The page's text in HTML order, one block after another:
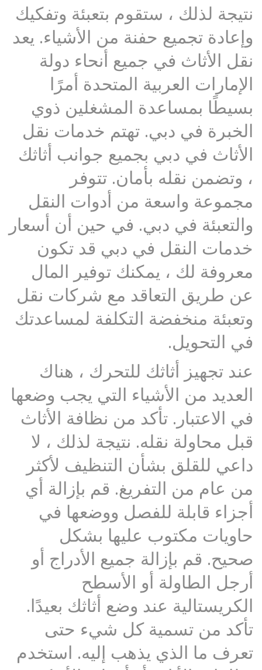
نتيجة لذلك ، ستقوم بتعبئة وتفكيك
وإعادة تجميع حفنة من الأشياء. يعد
نقل الأثاث في جميع أنحاء دولة
الإمارات العربية المتحدة أمرًا
بسيطًا بمساعدة المشغلين ذوي
الخبرة في دبي. تهتم خدمات نقل
الأثاث في دبي بجميع جوانب أثاثك
، وتضمن نقله بأمان. تتوفر
مجموعة واسعة من أدوات النقل
والتعبئة في دبي. في حين أن أسعار
خدمات النقل في دبي قد تكون
معروفة لك ، يمكنك توفير المال
عن طريق التعاقد مع شركات نقل
وتعبئة منخفضة التكلفة لمساعدتك
في التحويل.
عند تجهيز أثاثك للتحرك ، هناك
العديد من الأشياء التي يجب وضعها
في الاعتبار. تأكد من نظافة الأثاث
قبل محاولة نقله. نتيجة لذلك ، لا
داعي للقلق بشأن التنظيف لأكثر
من عام من التفريغ. قم بإزالة أي
أجزاء قابلة للفصل ووضعها في
حاويات مكتوب عليها بشكل
صحيح. قم بإزالة جميع الأدراج أو
أرجل الطاولة أو الأسطح
الكريستالية عند وضع أثاثك بعيدًا.
تأكد من تسمية كل شيء حتى
تعرف ما الذي يذهب إليه. استخدم